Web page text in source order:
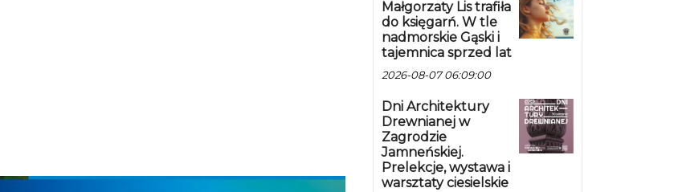
Małgorzaty Lis trafiła
do księgarń. W tle
nadmorskie Gąski i
tajemnica sprzed lat
2026-08-07 06:09:00
Dni Architektury
Drewnianej w
Zagrodzie
Jamneńskiej.
Prelekcje, wystawa i
warsztaty ciesielskie